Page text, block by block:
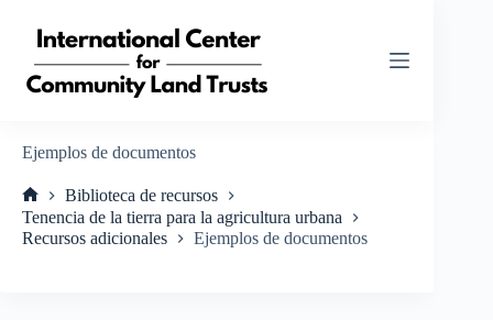
contenido
Ejemplos de documentos
Inicio
Biblioteca de recursos
Tenencia de la tierra para la agricultura urbana
Recursos adicionales
Ejemplos de documentos